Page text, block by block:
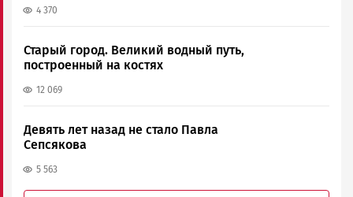
4 370
Старый город. Великий водный путь,
построенный на костях
12 069
Девять лет назад не стало Павла
Сепсякова
5 563